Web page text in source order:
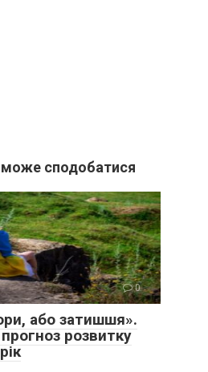
сподобатися
0
або затишшя».
розвитку